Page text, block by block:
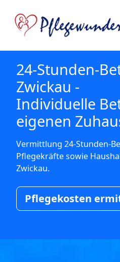
24-Stunden-
Zwickau -
Individuelle
eigenen
Vermittlung 24-Stunden-
Pflegekräfte sowie
Zwickau.
Pflegekosten